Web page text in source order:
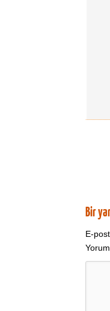
Bir
E-
Yorum